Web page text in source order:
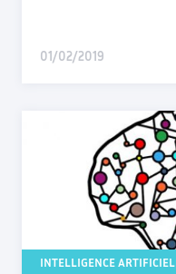
01/02/2019
INTELLIGENCE